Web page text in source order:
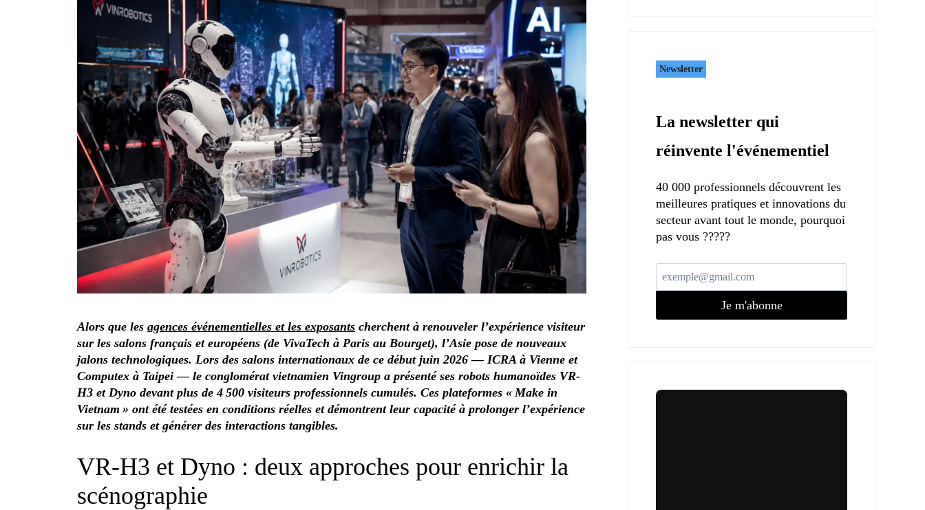
Alors que les agences événementielles et les exposants cherchent à renouveler l’expérience visiteur
sur les salons français et européens (de VivaTech à Paris au Bourget), l’Asie pose de nouveaux
jalons technologiques. Lors des salons internationaux de ce début juin 2026 — ICRA à Vienne et
Computex à Taipei — le conglomérat vietnamien Vingroup a présenté ses robots humanoïdes VR-
H3 et Dyno devant plus de 4 500 visiteurs professionnels cumulés. Ces plateformes « Make in
Vietnam » ont été testées en conditions réelles et démontrent leur capacité à prolonger l’expérience
sur les stands et générer des interactions tangibles.
VR-H3 et Dyno : deux approches pour enrichir la
scénographie
Newsletter
La newsletter qui
réinvente l'événementiel
40 000 professionnels découvrent les
meilleures pratiques et innovations du
secteur avant tout le monde, pourquoi
pas vous ?????
Je m'abonne